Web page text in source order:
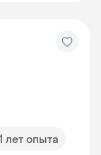
лет опыта